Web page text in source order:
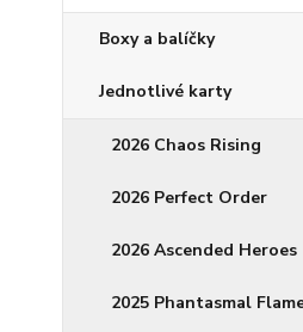
Boxy a balíčky
Jednotlivé karty
2026 Chaos Rising
2026 Perfect Order
2026 Ascended Heroes
2025 Phantasmal